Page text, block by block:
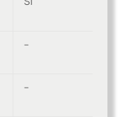
–
–